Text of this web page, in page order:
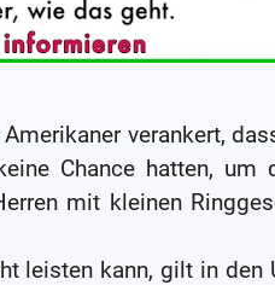
verankert,
Chance hatten, um
mit kleinen
leisten kann, gilt in den